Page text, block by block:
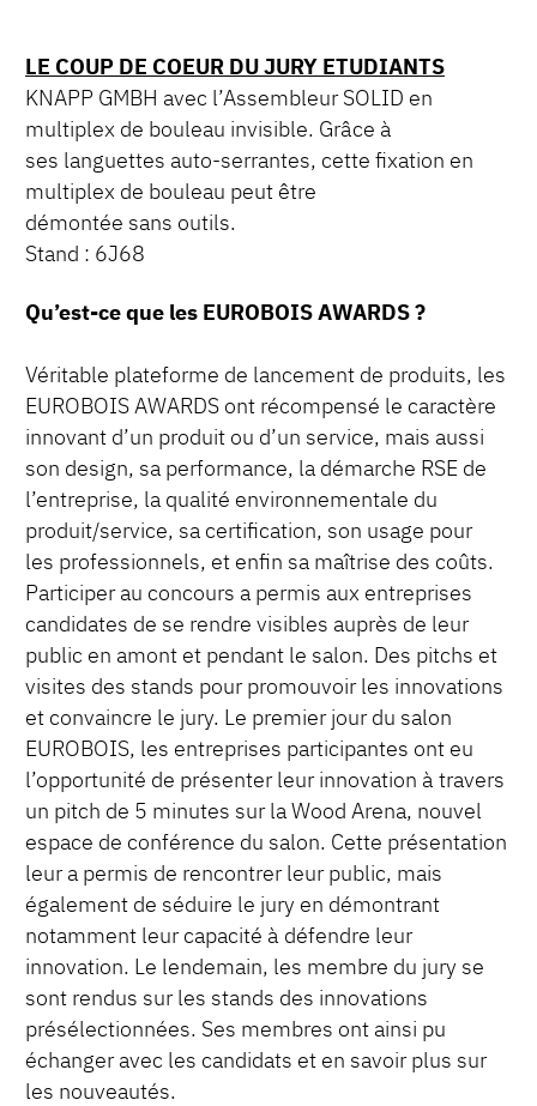
LE COUP DE COEUR DU JURY ETUDIANTS
KNAPP GMBH avec l’Assembleur SOLID en
multiplex de bouleau invisible. Grâce à
ses languettes auto-serrantes, cette fixation en
multiplex de bouleau peut être
démontée sans outils.
Stand : 6J68
Qu’est-ce que les EUROBOIS AWARDS ?
Véritable plateforme de lancement de produits, les
EUROBOIS AWARDS ont récompensé le caractère
innovant d’un produit ou d’un service, mais aussi
son design, sa performance, la démarche RSE de
l’entreprise, la qualité environnementale du
produit/service, sa certification, son usage pour
les professionnels, et enfin sa maîtrise des coûts.
Participer au concours a permis aux entreprises
candidates de se rendre visibles auprès de leur
public en amont et pendant le salon. Des pitchs et
visites des stands pour promouvoir les innovations
et convaincre le jury. Le premier jour du salon
EUROBOIS, les entreprises participantes ont eu
l’opportunité de présenter leur innovation à travers
un pitch de 5 minutes sur la Wood Arena, nouvel
espace de conférence du salon. Cette présentation
leur a permis de rencontrer leur public, mais
également de séduire le jury en démontrant
notamment leur capacité à défendre leur
innovation. Le lendemain, les membre du jury se
sont rendus sur les stands des innovations
présélectionnées. Ses membres ont ainsi pu
échanger avec les candidats et en savoir plus sur
les nouveautés.